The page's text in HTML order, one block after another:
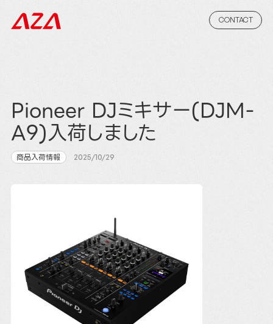
CONTACT
Pioneer DJミキサー(DJM-
A9)入荷しました
商品入荷情報 2025/10/29